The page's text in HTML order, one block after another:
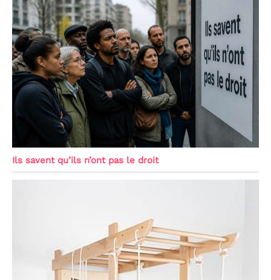
Ils savent qu’ils n’ont pas le droit